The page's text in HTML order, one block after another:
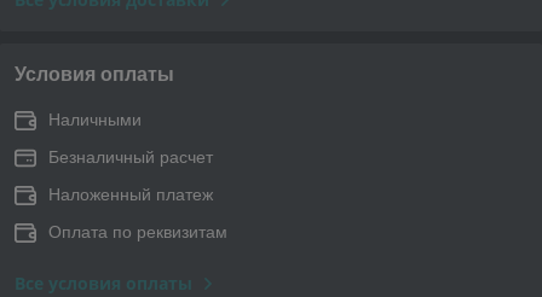
Условия оплаты
Наличными
Безналичный расчет
Наложенный платеж
Оплата по реквизитам
Все условия оплаты